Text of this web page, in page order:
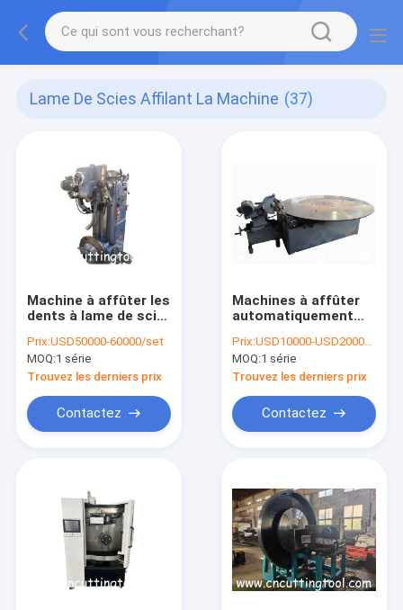
Lame De Scies Affilant La Machine (37)
Machine à affûter les
dents à lame de scie
HSS Dmo5
Prix:USD50000-60000/set
MOQ:1 série
Trouvez les derniers prix
Contactez
Machines à affûter
automatiquement
type horizontal pour
affûter des dents
Prix:USD10000-USD20000/set
MOQ:1 série
Trouvez les derniers prix
Contactez